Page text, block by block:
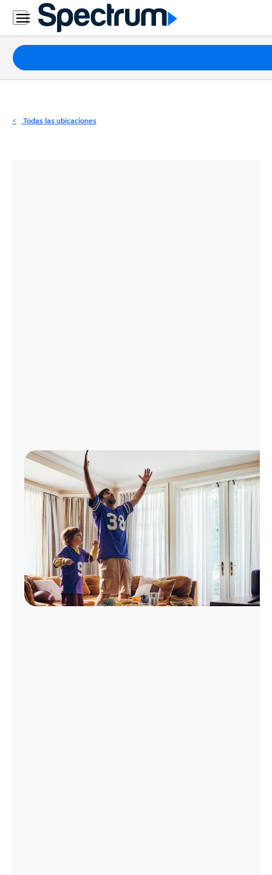
Residencial
Business
Paquetes
Internet
Todas las ubicaciones